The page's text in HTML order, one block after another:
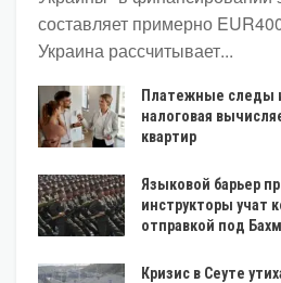
составляет примерно
Украина рассчитывает...
Платежные следы
налоговая
квартир
Языковой барьер
инструкторы учат
отправкой под
Кризис в Сеуте